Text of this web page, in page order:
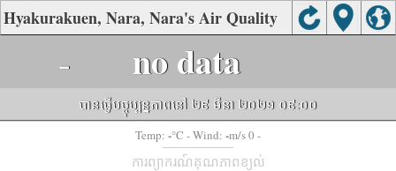
Hyakurakuen, Nara, Nara's Air Quality
- no data
បានធ្វើបច្ចុប្បន្នភាពនៅ ២៩ មីនា ២០២១ ០៩:០០
Temp: -°C - Wind: -m/s 0 -
ការព្យាករណ៍គុណភាពខ្យល់